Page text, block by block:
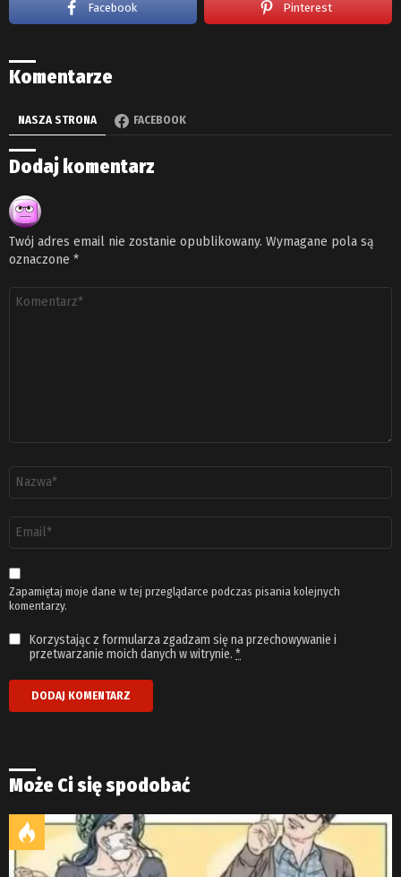
Facebook Pinterest
Komentarze
NASZA STRONA FACEBOOK
Dodaj komentarz
Twój adres email nie zostanie opublikowany. Wymagane pola są
oznaczone *
email
*
Zapamiętaj moje dane w tej przeglądarce podczas pisania kolejnych
komentarzy.
Korzystając z formularza zgadzam się na przechowywanie i
przetwarzanie moich danych w witrynie. *
Może Ci się spodobać